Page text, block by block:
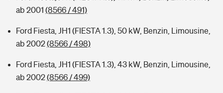
ab 2001 (8566 / 491)
Ford Fiesta, JH1 (FIESTA 1.3), 50 kW, Benzin, Limousine,
ab 2002(8566 / 498)
Ford Fiesta, JH1 (FIESTA 1.3), 43 kW, Benzin, Limousine,
ab 2002(8566 / 499)